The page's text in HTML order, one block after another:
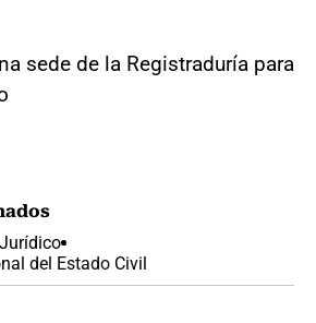
sede de la Registraduría para
del Estado Civil